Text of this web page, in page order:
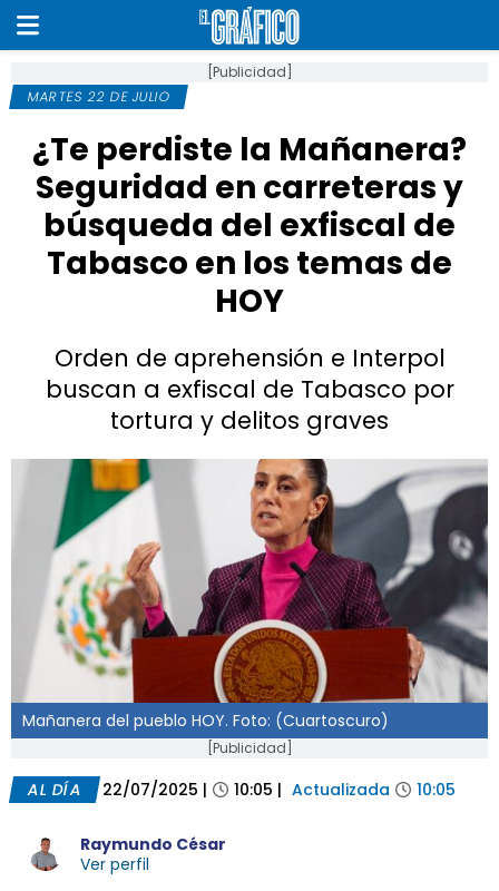
[Publicidad]
MARTES 22 DE JULIO
¿Te perdiste la Mañanera?
Seguridad en carreteras y
búsqueda del exfiscal de
Tabasco en los temas de
HOY
Orden de aprehensión e Interpol
buscan a exfiscal de Tabasco por
tortura y delitos graves
Mañanera del pueblo HOY. Foto: (Cuartoscuro)
[Publicidad]
AL DÍA 22/07/2025 | 10:05 | Actualizada 10:05
Raymundo César
Ver perfil